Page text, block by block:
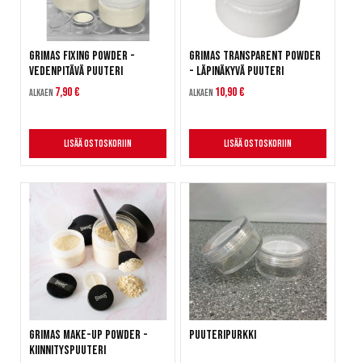
Grimas Fixing Powder -
Vedenpitävä puuteri
Alkaen 7,90 €
Lisää ostoskoriin
Grimas Transparent Powder
- Läpinäkyvä puuteri
Alkaen 10,90 €
Lisää ostoskoriin
Grimas Make-Up Powder -
Kiinnityspuuteri
Puuteripurkki